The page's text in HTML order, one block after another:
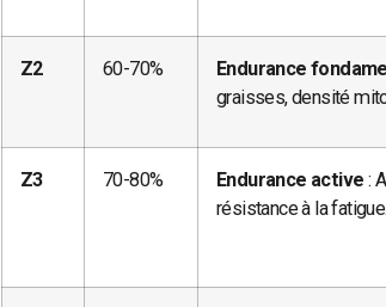
Z2 60-70% Endurance
graisses, densité
Z3 70-80% Endurance active :
résistance à la fatigue.